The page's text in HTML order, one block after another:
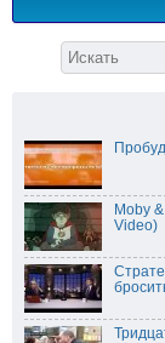
Moby
Video)